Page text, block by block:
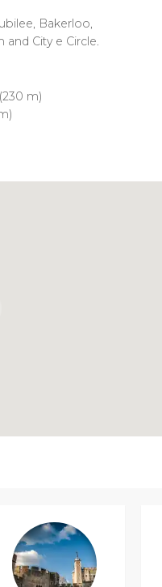
Bakerloo,
City e Circle.
m)